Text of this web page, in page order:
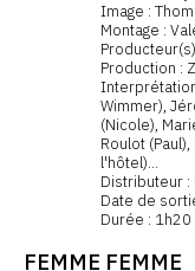
Image :
Montage :
Production :
Wimmer),
(Nicole),
Roulot
l'hôtel)...
Distributeur :
Date de
Durée : 1h20
FEMME FEMME